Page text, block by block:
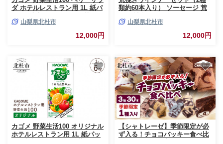
ダ ホテルレストラン用 1L 紙パ
ース レストラン用 健康志向 飲
山梨県北杜市
12,000円
類約60本入り） ソーセージ 荒
ンプ パーティー 手作り フラン
ク 食べ比べ オールポーク 豚肉
100％ 天然腸 山梨県 白州 北杜
山梨県北杜市
12,000円
カゴメ 野菜生活100 オリジナル
ホテルレストラン用 1L 紙パッ
【シャトレーゼ】季節限定が必
ず入る！チョコバッキー食べ比